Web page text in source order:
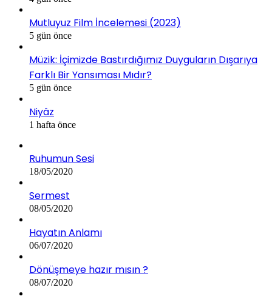
Mutluyuz Film İncelemesi (2023)
5 gün önce
Müzik: İçimizde Bastırdığımız Duyguların Dışarıya
Farklı Bir Yansıması Mıdır?
5 gün önce
Niyâz
1 hafta önce
Ruhumun Sesi
18/05/2020
Sermest
08/05/2020
Hayatın Anlamı
06/07/2020
Dönüşmeye hazır mısın ?
08/07/2020